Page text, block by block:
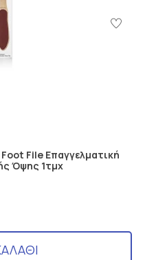
File Επαγγελματική
Όψης 1τμχ